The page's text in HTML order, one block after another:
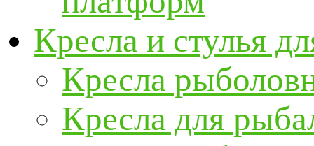
Кресла и стулья
Кресла
Кресла для